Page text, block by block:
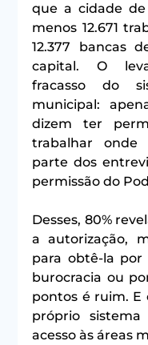
que a cidade
menos 12.671
12.377 bancas
capital. O
fracasso do
municipal:
dizem ter
trabalhar
parte dos
permissão do
Desses, 80%
a autorização,
para obtê-la por
burocracia ou
pontos é ruim. E
próprio
acesso às áreas